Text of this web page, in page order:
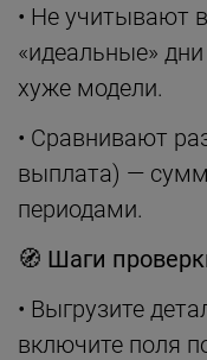
• Не учитывают
«идеальные»
хуже модели.
• Сравнивают
выплата) —
периодами.
🧭 Шаги
• Выгрузите
включите поля